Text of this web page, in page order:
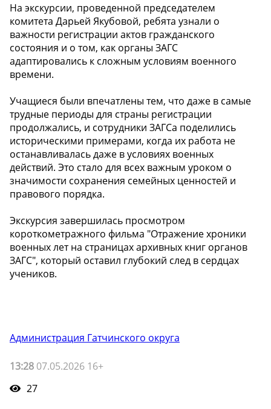
На экскурсии, проведенной председателем
комитета Дарьей Якубовой, ребята узнали о
важности регистрации актов гражданского
состояния и о том, как органы ЗАГС
адаптировались к сложным условиям военного
времени.
Учащиеся были впечатлены тем, что даже в самые
трудные периоды для страны регистрации
продолжались, и сотрудники ЗАГСа поделились
историческими примерами, когда их работа не
останавливалась даже в условиях военных
действий. Это стало для всех важным уроком о
значимости сохранения семейных ценностей и
правового порядка.
Экскурсия завершилась просмотром
короткометражного фильма "Отражение хроники
военных лет на страницах архивных книг органов
ЗАГС", который оставил глубокий след в сердцах
учеников.
Администрация Гатчинского округа
13:28 07.05.2026 16+
27